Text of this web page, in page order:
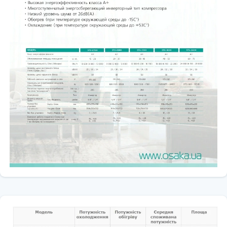
📐 Габарити
🧱 Внутрішній блок: 1040 × 327 × 220 мм
🏢 Зовнішній блок: 890 × 673 × 342 мм
КондиціонерOsaka DC Inverter R-32 STV-24HH5 + WiFi— це
сучасне та енергоефективне рішення для створення
комфортного мікроклімату у великих квартирах, приватних
будинках, офісах або комерційних приміщеннях 🏡✨
Це оновлена модель 2026 року, яка поєднує високу
продуктивність, сучасний дизайн та новітні технології для
максимального комфорту. Завдяки технологіїDC Inverter
вбудованомуWi-Fi, режиму швидкого охолодження та
енергоефективній роботі кондиціонер забезпечує стабільну
температуру та економне споживання електроенергії 🌦😊
Кондиціонер оснащений функціями Turbo,самодіагностики,
авторестартута системою рівномірного розподілу повітря,
кліматичної техніки, а й професійнуустановку та монтаж
з гарантією якості. Правильний монтаж